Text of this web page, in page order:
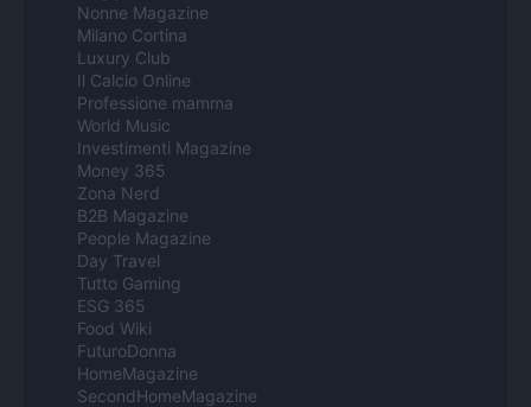
Nonne Magazine
Milano Cortina
Luxury Club
Il Calcio Online
Professione mamma
World Music
Investimenti Magazine
Money 365
Zona Nerd
B2B Magazine
People Magazine
Day Travel
Tutto Gaming
ESG 365
Food Wiki
FuturoDonna
HomeMagazine
SecondHomeMagazine